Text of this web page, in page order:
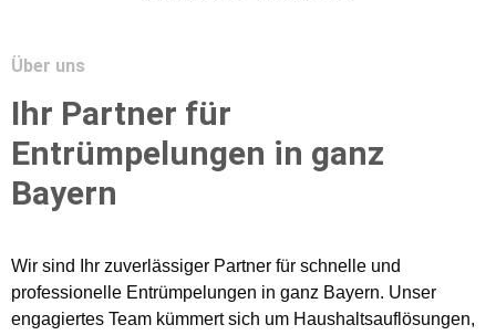
Über uns
Ihr Partner für
Entrümpelungen in ganz
Bayern
Wir sind Ihr zuverlässiger Partner für schnelle und
professionelle Entrümpelungen in ganz Bayern. Unser
engagiertes Team kümmert sich um Haushaltsauflösungen,